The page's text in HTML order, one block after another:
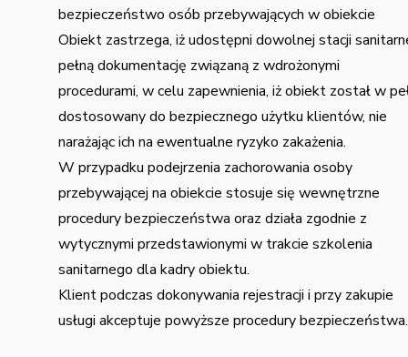
bezpieczeństwo osób przebywających w obiekcie
Obiekt zastrzega, iż udostępni dowolnej stacji
pełną dokumentację związaną z wdrożonymi
procedurami, w celu zapewnienia, iż obiekt został w
dostosowany do bezpiecznego użytku klientów, nie
narażając ich na ewentualne ryzyko zakażenia.
W przypadku podejrzenia zachorowania osoby
przebywającej na obiekcie stosuje się wewnętrzne
procedury bezpieczeństwa oraz działa zgodnie z
wytycznymi przedstawionymi w trakcie szkolenia
sanitarnego dla kadry obiektu.
Klient podczas dokonywania rejestracji i przy zakupie
usługi akceptuje powyższe procedury bezpieczeństwa.